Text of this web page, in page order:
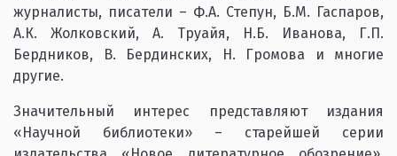
журналисты, писатели – Ф.А. Степун, Б.М. Гаспаров,
А.К. Жолковский, А. Труайя, Н.Б. Иванова, Г.П.
Бердников, В. Бердинских, Н. Громова и многие
другие.
Значительный интерес представляют издания
«Научной библиотеки» – старейшей серии